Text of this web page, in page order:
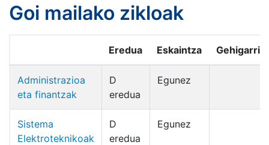
Goi mailako zikloak
Eredua Eskaintza Gehigarria
Administrazioa
eta finantzak
D
eredua
Egunez
Sistema
Elektroteknikoak
D
eredua
Egunez